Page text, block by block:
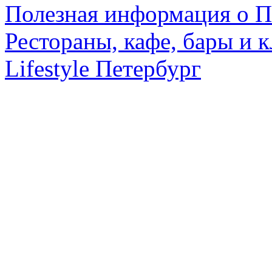
Полезная информация о
Рестораны, кафе, бары и
Lifestyle Петербург